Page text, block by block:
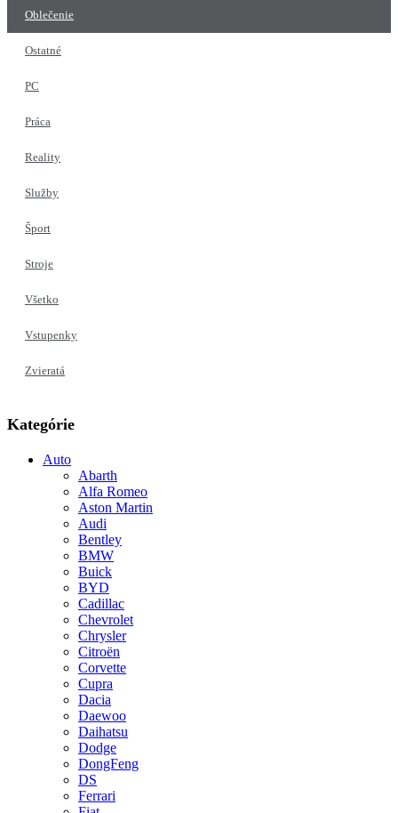
Oblečenie
Ostatné
PC
Práca
Reality
Služby
Šport
Stroje
Všetko
Vstupenky
Zvieratá
Kategórie
Auto
Abarth
Alfa Romeo
Aston Martin
Audi
Bentley
BMW
Buick
BYD
Cadillac
Chevrolet
Chrysler
Citroën
Corvette
Cupra
Dacia
Daewoo
Daihatsu
Dodge
DongFeng
DS
Ferrari